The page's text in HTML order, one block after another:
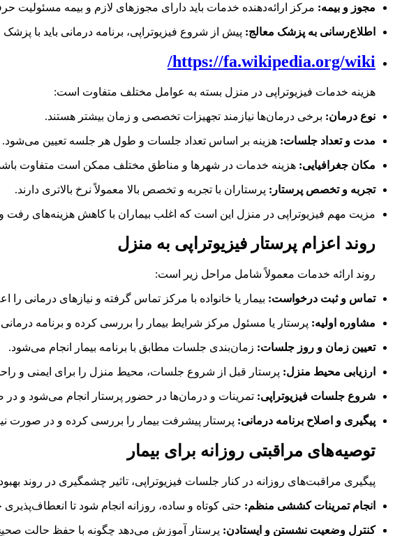
مجوز و بیمه: مرکز ارائه‌دهنده خدمات باید دارای مجوزهای لازم و بیمه مسئولیت
اطلاع‌رسانی به پزشک معالج: پیش از شروع فیزیوتراپی، برنامه درمانی باید با
https://fa.wikipedia.org/wiki/
هزینه خدمات فیزیوتراپی در منزل بسته به عوامل مختلف متفاوت است:
نوع درمان: برخی درمان‌ها نیازمند تجهیزات تخصصی و زمان بیشتر هستند.
مدت و تعداد جلسات: هزینه بر اساس تعداد جلسات و طول هر جلسه تعیین می‌شود.
مکان جغرافیایی: هزینه خدمات در شهرها و مناطق مختلف ممکن است متفاوت
تجربه و تخصص پرستار: پرستاران با تجربه و تخصص بالا معمولاً نرخ بالاتری دارند.
مزیت مهم فیزیوتراپی در منزل این است که اغلب بیماران با کاهش هزینه‌های
روند اعزام پرستار فیزیوتراپی به منزل
روند ارائه خدمات معمولاً شامل مراحل زیر است:
تماس و ثبت درخواست: بیمار یا خانواده با مرکز تماس گرفته و نیازهای درمانی را
مشاوره اولیه: پرستار یا مسئول مرکز شرایط بیمار را بررسی کرده و برنامه درمانی
تعیین زمان و روز جلسات: زمان‌بندی جلسات مطابق با برنامه بیمار انجام می‌شود.
ارزیابی محیط منزل: پرستار قبل از شروع جلسات، محیط منزل را برای ایمنی و
شروع جلسات فیزیوتراپی: تمرینات و درمان‌ها در حضور پرستار انجام می‌شود و
پیگیری و اصلاح برنامه درمانی: پرستار پیشرفت بیمار را بررسی کرده و در صورت
توصیه‌های مراقبتی روزانه برای بیمار
پیگیری مراقبت‌های روزانه در کنار جلسات فیزیوتراپی، تاثیر چشمگیری در روند
انجام تمرینات کششی منظم: حتی کوتاه و ساده، روزانه انجام شود تا
کنترل وضعیت نشستن و ایستادن: پرستار آموزش می‌دهد چگونه با حفظ حالت